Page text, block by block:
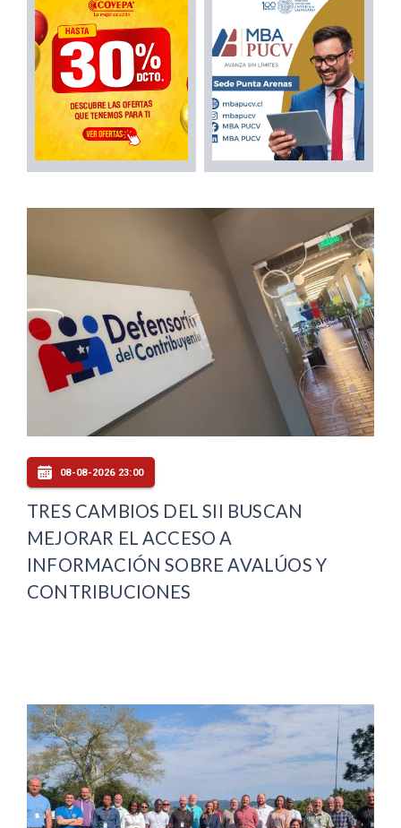
08-08-2026 23:00
TRES CAMBIOS DEL SII BUSCAN
MEJORAR EL ACCESO A
INFORMACIÓN SOBRE AVALÚOS Y
CONTRIBUCIONES